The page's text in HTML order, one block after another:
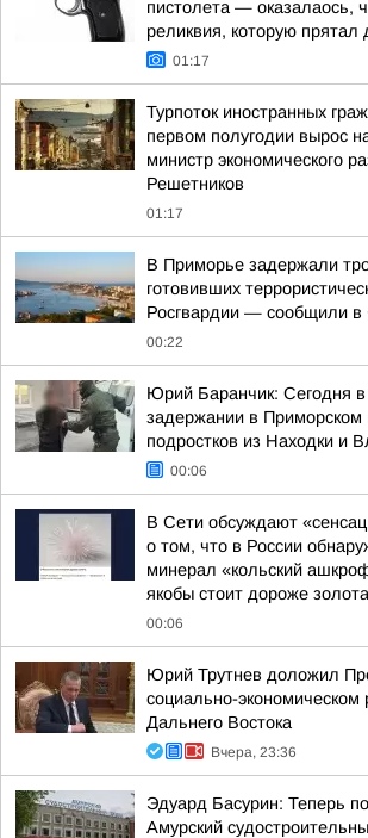
пистолета — оказалаось,
реликвия, которую прятал
01:17
Турпоток иностранных
первом полугодии вырос
министр экономического
Решетников
01:17
В Приморье задержали
готовивших
Росгвардии — сообщили
00:22
Юрий Баранчик: Сегодня
задержании в Приморском
подростков из Находки и
00:06
В Сети обсуждают
о том, что в России
минерал «кольский
якобы стоит дороже золота
00:06
Юрий Трутнев доложил
социально-экономическом
Дальнего Востока
Вчера, 23:36
Эдуард Басурин: Теперь
Амурский